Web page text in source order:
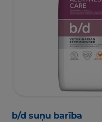
b/d suņu barība